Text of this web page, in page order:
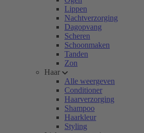
Lippen
Nachtverzorging
Dagopvang
Scheren
Schoonmaken
Tanden
Zon
Haar
Alle weergeven
Conditioner
Haarverzorging
Shampoo
Haarkleur
Styling